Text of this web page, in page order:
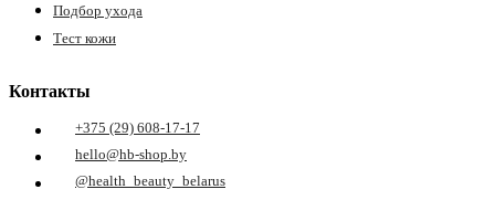
Подбор ухода
Тест кожи
Контакты
+375 (29) 608-17-17
hello@hb-shop.by
@health_beauty_belarus